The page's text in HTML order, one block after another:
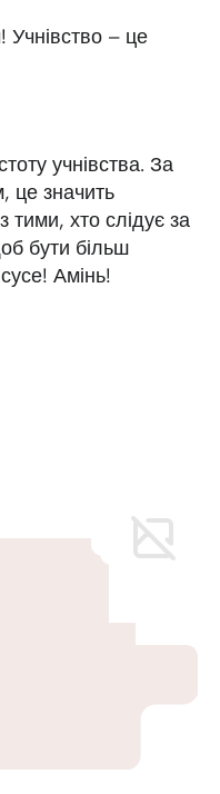
– це
учнівства. За
це значить
тими, хто слідує за
бути більш
Амінь!